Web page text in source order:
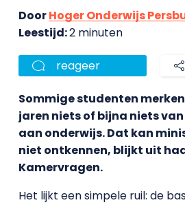
DoorHoger Onderwijs
Leestijd:2 minuten
reageer
Sommige studenten
jaren niets of bijna niets
aan onderwijs. Dat kan
niet ontkennen, blijkt uit
Kamervragen.
Het lijkt een simpele ruil: de